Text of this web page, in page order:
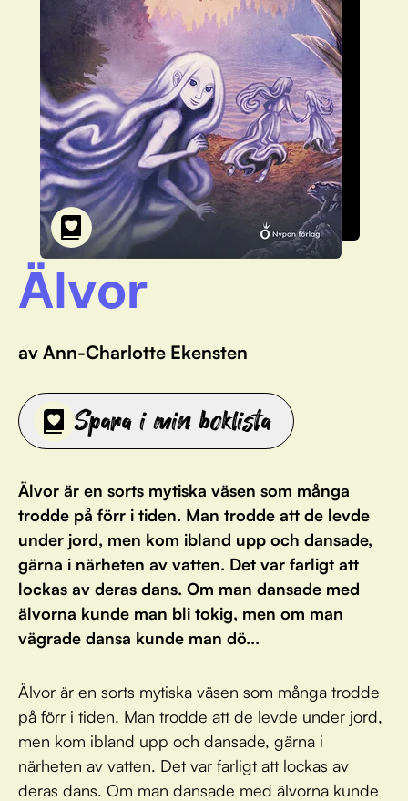
För bibliotek
Älvor
av Ann-Charlotte Ekensten
Spara i min boklista
Älvor är en sorts mytiska väsen som många
trodde på förr i tiden. Man trodde att de levde
under jord, men kom ibland upp och dansade,
gärna i närheten av vatten. Det var farligt att
lockas av deras dans. Om man dansade med
älvorna kunde man bli tokig, men om man
vägrade dansa kunde man dö...
Älvor är en sorts mytiska väsen som många trodde
på förr i tiden. Man trodde att de levde under jord,
men kom ibland upp och dansade, gärna i
närheten av vatten. Det var farligt att lockas av
deras dans. Om man dansade med älvorna kunde